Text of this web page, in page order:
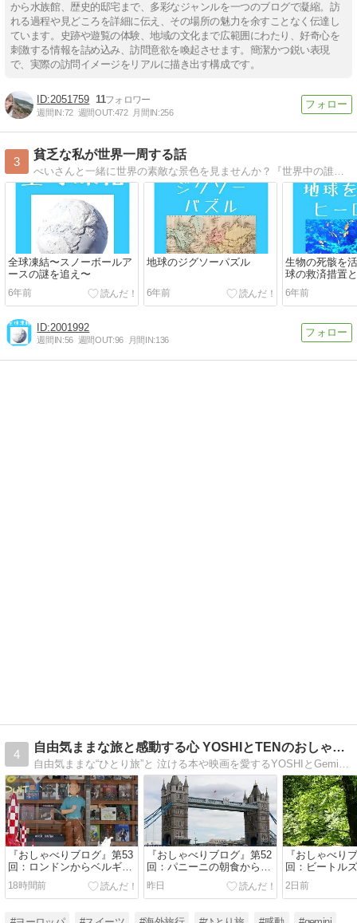
から水族館、歴史的邸宅まで、多彩なジャンルを一つのブログで凝縮。訪
れる過程や見どころを詳細に伝え、その場所の魅力を余すことなく伝達し
ています。史跡や遊覧の体験、地域の文化まで広範囲にわたり、好奇心を
刺激する情報を詰め込み、訪問意欲を喚起させます。簡潔かつ鋭い表現
で、実際の訪問イメージをリアルに描き出す構成です。
2051759 11
週間IN:72 週間OUT:472 月間IN:256
3
貧乏な私が世界一周する話
全球凍結〜スノーボールア
ースの謎を追え〜
6年前
地球のジグソーパズル
6年前
生物の死骸を
球の救済措置
6年前
2001992
週間IN:56 週間OUT:96 月間IN:136
4
自由気ままな旅と感動する心 YOSHIとTENのおしゃべり
『おしゃべりブログ』第53
回：ロンドンからベルギー
へ！パディントン駅の感動
の再会と、迷子を救う神対
応、そしてケチャップまみ
18時間前
『おしゃべりブログ』第52
回：パニーニの朝食から地
下鉄逆走ハプニング、美し
きセントパンクラス駅と、
本場のフィッシュ＆チップ
スで結ぶロンドン旅のフィ
昨日
『おしゃべり
回：ビートル
『ノッティン
人』の感動に
かなケンウッ
2日前